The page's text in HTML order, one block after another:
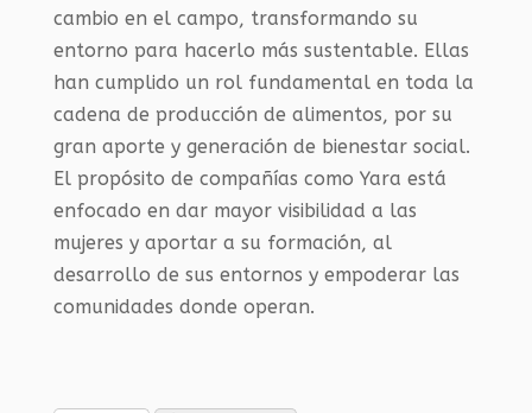
cambio en el campo, transformando su
entorno para hacerlo más sustentable. Ellas
han cumplido un rol fundamental en toda la
cadena de producción de alimentos, por su
gran aporte y generación de bienestar social.
El propósito de compañías como Yara está
enfocado en dar mayor visibilidad a las
mujeres y aportar a su formación, al
desarrollo de sus entornos y empoderar las
comunidades donde operan.